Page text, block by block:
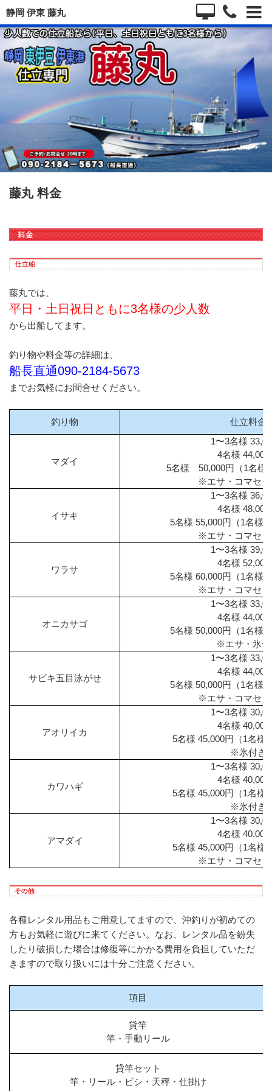
静岡 伊東 藤丸
藤丸 料金
藤丸では、
平日・土日祝日ともに3名様の少人数
から出船してます。
釣り物や料金等の詳細は、
船長直通090-2184-5673
までお気軽にお問合せください。
釣り物 仕立料金
マダイ
1〜3名様
4名様 44,000
5名様 50,000円（1名様
※エサ・コマセ
イサキ
1〜3名様
4名様 48,000
5名様 55,000円（1名様
※エサ・コマセ
ワラサ
1〜3名様
4名様 52,000
5名様 60,000円（1名様
※エサ・コマセ
オニカサゴ
1〜3名様
4名様 44,000
5名様 50,000円（1名様
※エサ・氷
サビキ五目泳がせ
1〜3名様
4名様 44,000
5名様 50,000円（1名様
※エサ・コマセ
アオリイカ
1〜3名様
4名様 40,000
5名様 45,000円（1名様
※氷付き
カワハギ
1〜3名様
4名様 40,000
5名様 45,000円（1名様
※氷付き
アマダイ
1〜3名様
4名様 40,000
5名様 45,000円（1名様
※エサ・コマセ
各種レンタル用品もご用意してますので、沖釣りが初めての
方もお気軽に遊びに来てください。なお、レンタル品を紛失
したり破損した場合は修復等にかかる費用を負担していただ
きますので取り扱いには十分ご注意ください。
項目
貸竿
竿・手動リール
貸竿セット
竿・リール・ビシ・天秤・仕掛け